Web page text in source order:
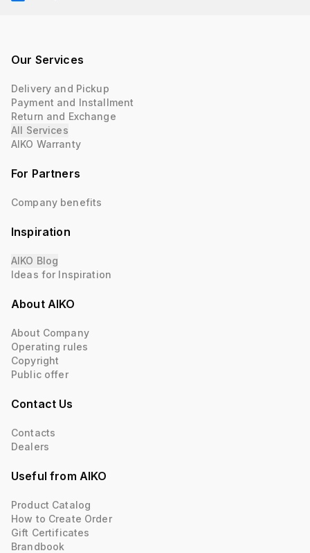
Our Services
Delivery and Pickup
Payment and Installment
Return and Exchange
All Services
AIKO Warranty
For Partners
Company benefits
Inspiration
AIKO Blog
Ideas for Inspiration
About AIKO
About Company
Operating rules
Copyright
Public offer
Contact Us
Contacts
Dealers
Useful from AIKO
Product Catalog
How to Create Order
Gift Certificates
Brandbook